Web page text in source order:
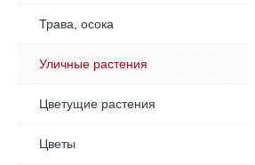
Трава, осока
Уличные растения
Цветущие растения
Цветы